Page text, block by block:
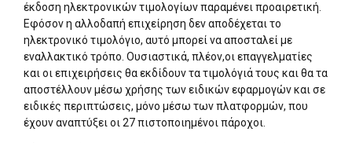
έκδοση ηλεκτρονικών τιμολογίων παραμένει προαιρετική.
Εφόσον η αλλοδαπή επιχείρηση δεν αποδέχεται το
ηλεκτρονικό τιμολόγιο, αυτό μπορεί να αποσταλεί με
εναλλακτικό τρόπο. Ουσιαστικά, πλέον,οι επαγγελματίες
και οι επιχειρήσεις θα εκδίδουν τα τιμολόγιά τους και θα τα
αποστέλλουν μέσω χρήσης των ειδικών εφαρμογών και σε
ειδικές περιπτώσεις, μόνο μέσω των πλατφορμών, που
έχουν αναπτύξει οι 27 πιστοποιημένοι πάροχοι.